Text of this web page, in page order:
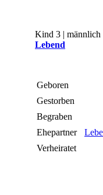
Kind 3 | männlich
Lebend
Geboren
Gestorben
Begraben
Ehepartner
Verheiratet